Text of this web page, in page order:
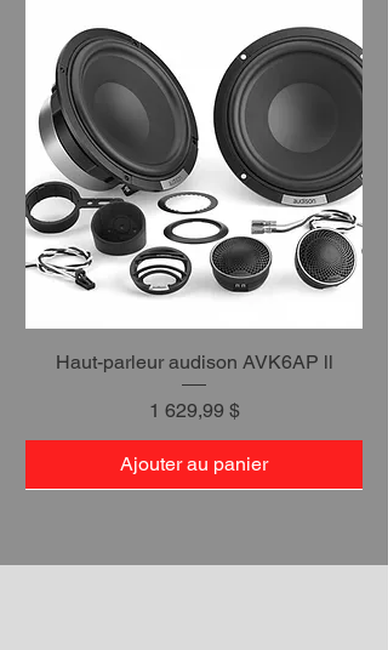
Haut-parleur audison AVK6AP ll
Prix
1 629,99 $
Ajouter au panier